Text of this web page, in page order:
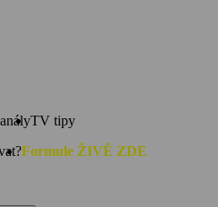
TV tipy
Formule ŽIVĚ ZDE